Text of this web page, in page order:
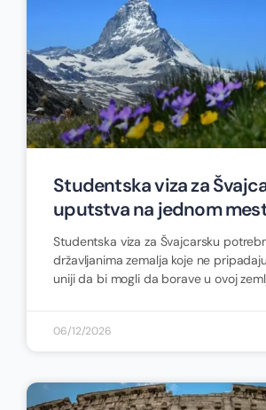
Studentska viza za
uputstva na jednom
Studentska viza za Švajcarsku
državljanima zemalja koje ne
uniji da bi mogli da borave u ovoj
06/12/2026